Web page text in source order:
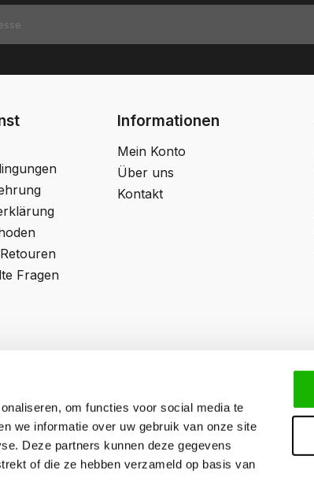
om functies voor social media te
we informatie over uw gebruik van onze site
Deze partners kunnen deze gegevens
of die ze hebben verzameld op basis van
Fragen
Informationen
Mein Konto
Über uns
Kontakt
Register NR:
57927197
Ust-IdNr:NL852795592B01